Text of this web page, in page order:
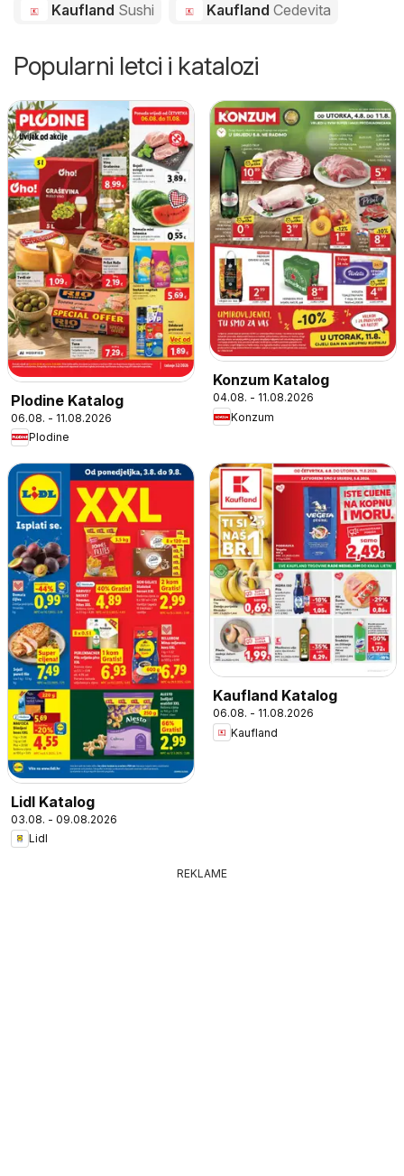
Kaufland Sushi Kaufland Cedevita
Popularni letci i katalozi
Plodine Katalog
06.08. - 11.08.2026
Plodine
Konzum Katalog
04.08. - 11.08.2026
Konzum
Lidl Katalog
03.08. - 09.08.2026
Lidl
Kaufland Katalog
06.08. - 11.08.2026
Kaufland
REKLAME